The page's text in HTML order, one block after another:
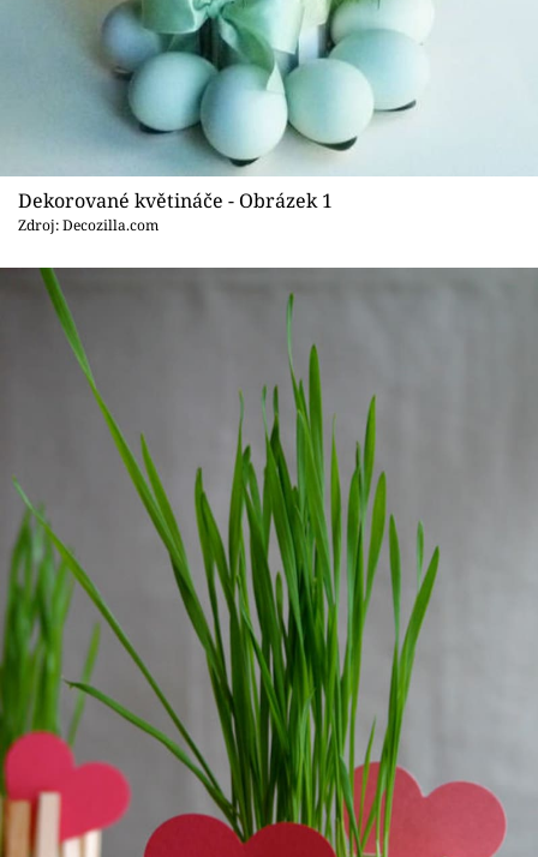
Přihlášení
Dekorované květináče - Obrázek 1
Zdroj: Decozilla.com